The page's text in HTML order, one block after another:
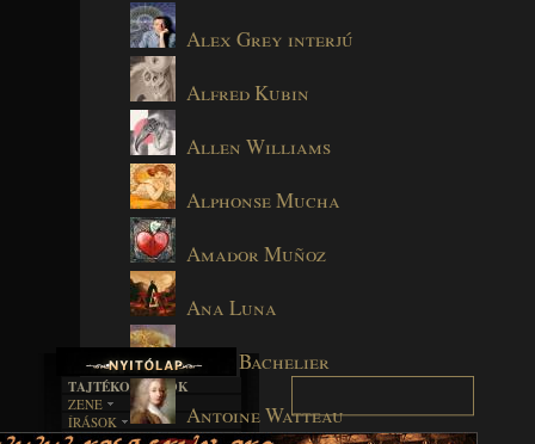
Alex Grey interjú
Alfred Kubin
Allen Williams
Alphonse Mucha
Amador Muñoz
Ana Luna
Anne Bachelier
Antoine Watteau
TAJTÉKOS LAPOK
ZENE
EGYÜTTESEK
ÍRÁSOK
BOSZORKÁNYKONYHA